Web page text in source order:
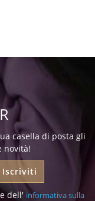
casella di posta gli
novità!
Iscriviti
dell' informativa sulla